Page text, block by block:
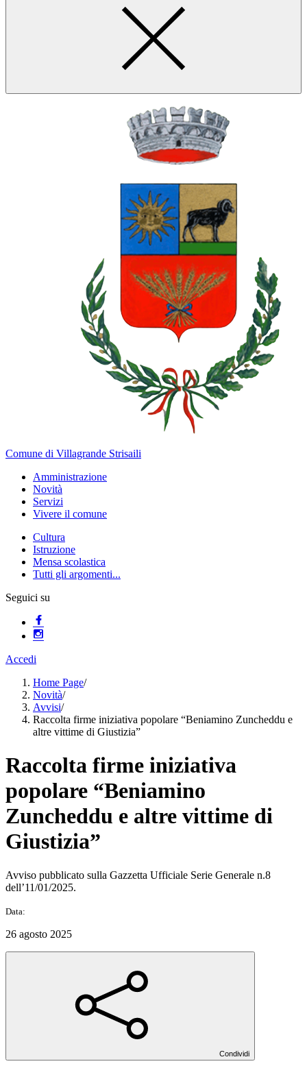
Comune di Villagrande Strisaili
Amministrazione
Novità
Servizi
Vivere il comune
Cultura
Istruzione
Mensa scolastica
Tutti gli argomenti...
Seguici su
Accedi
Home Page/
Novità/
Avvisi/
Raccolta firme iniziativa popolare “Beniamino Zuncheddu e
altre vittime di Giustizia”
Raccolta firme iniziativa
popolare “Beniamino
Zuncheddu e altre vittime di
Giustizia”
Avviso pubblicato sulla Gazzetta Ufficiale Serie Generale n.8
dell’11/01/2025.
Data:
26 agosto 2025
Condividi